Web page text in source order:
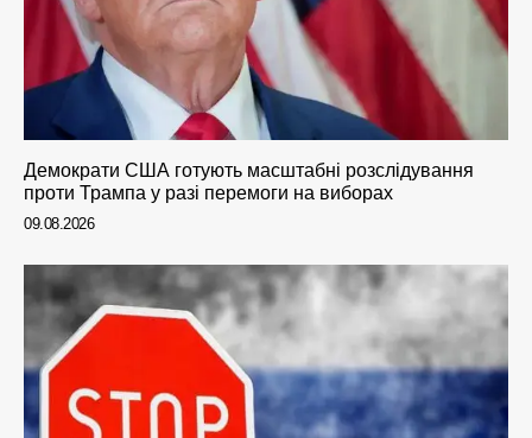
Демократи США готують масштабні розслідування
проти Трампа у разі перемоги на виборах
09.08.2026